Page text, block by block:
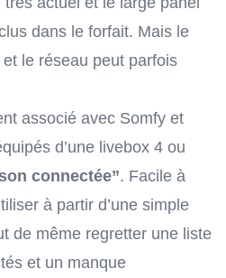
dans le forfait. Mais le
le réseau peut parfois
associé avec Somfy et
d’une livebox 4 ou
connectée”. Facile à
à partir d’une simple
de même regretter une liste
et un manque